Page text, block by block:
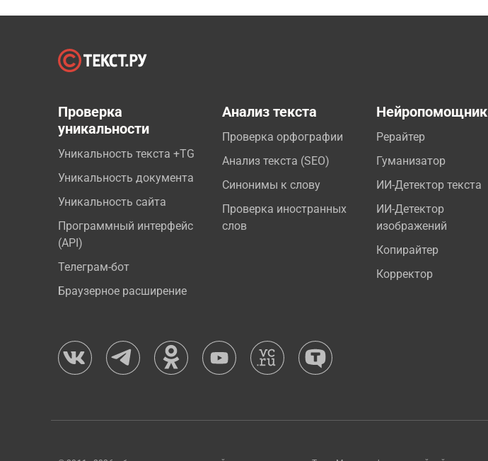
Проверка
уникальности
Уникальность текста +TG
Уникальность документа
Уникальность сайта
Программный интерфейс
(API)
Телеграм-бот
Браузерное расширение
Анализ текста
Проверка орфографии
Анализ текста (SEO)
Синонимы к слову
Проверка иностранных
слов
Нейропомощник
Рерайтер
Гуманизатор
ИИ-Детектор текста
ИИ-Детектор
изображений
Копирайтер
Корректор